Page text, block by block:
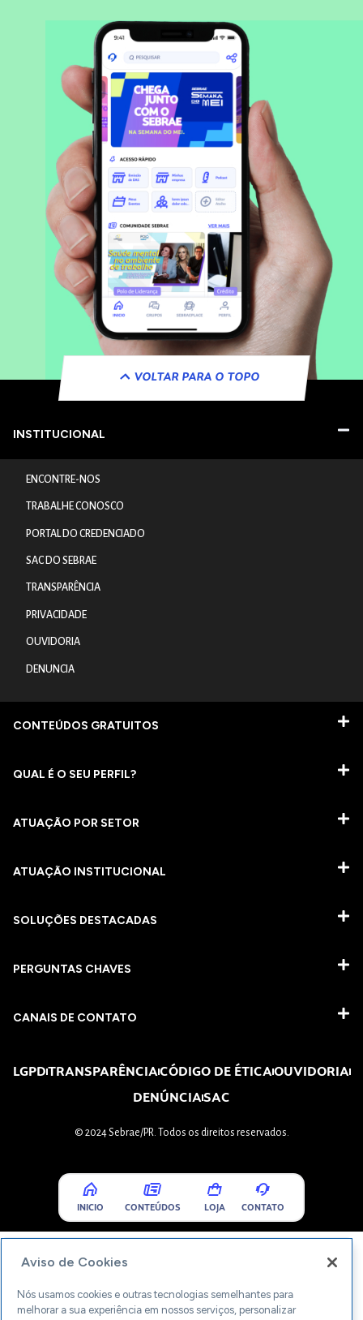
VOLTAR PARA O TOPO
INSTITUCIONAL
ENCONTRE-NOS
TRABALHE CONOSCO
PORTAL DO CREDENCIADO
SAC DO SEBRAE
TRANSPARÊNCIA
PRIVACIDADE
OUVIDORIA
DENUNCIA
CONTEÚDOS GRATUITOS
QUAL É O SEU PERFIL?
ATUAÇÃO POR SETOR
ATUAÇÃO INSTITUCIONAL
SOLUÇÕES DESTACADAS
PERGUNTAS CHAVES​
CANAIS DE CONTATO
LGPDTRANSPARÊNCIACÓDIGO DE ÉTICAOUVIDORIA
DENÚNCIASAC
© 2024 Sebrae/PR. Todos os direitos reservados.
INICIO CONTEÚDOS LOJA CONTATO
Aviso de Cookies
Nós usamos cookies e outras tecnologias semelhantes para
melhorar a sua experiência em nossos serviços, personalizar